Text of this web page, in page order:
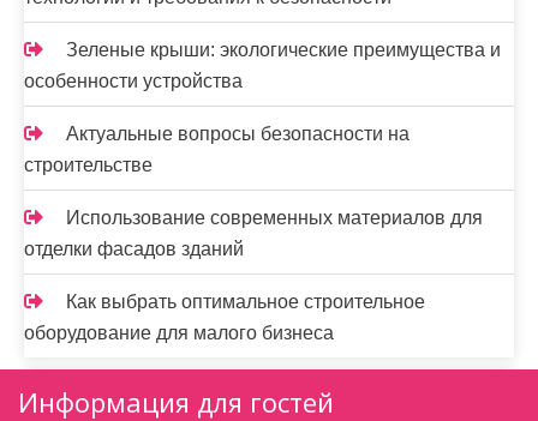
Зеленые крыши: экологические преимущества и
особенности устройства
Актуальные вопросы безопасности на
строительстве
Использование современных материалов для
отделки фасадов зданий
Как выбрать оптимальное строительное
оборудование для малого бизнеса
Информация для гостей